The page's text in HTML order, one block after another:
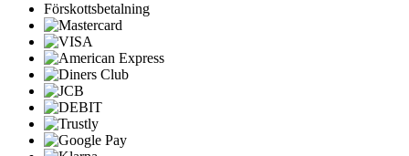
Förskottsbetalning